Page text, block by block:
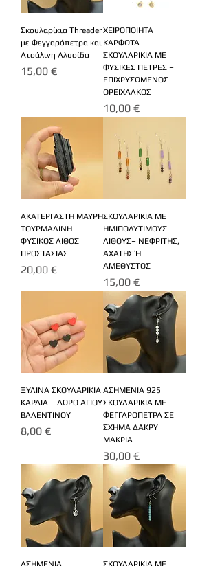
Σκουλαρίκια Threader
με Φεγγαρόπετρα και
Ατσάλινη Αλυσίδα
Τιμή
15,00 €
ΧΕΙΡΟΠΟΙΗΤΑ
ΚΑΡΦΩΤΑ
ΣΚΟΥΛΑΡΙΚΙΑ ΜΕ
ΦΥΣΙΚΕΣ ΠΕΤΡΕΣ –
ΕΠΙΧΡΥΣΩΜΕΝΟΣ
ΟΡΕΙΧΑΛΚΟΣ
Τιμή
10,00 €
ΑΚΑΤΕΡΓΑΣΤΗ ΜΑΥΡΗ
ΤΟΥΡΜΑΛΙΝΗ –
ΦΥΣΙΚΟΣ ΛΙΘΟΣ
ΠΡΟΣΤΑΣΙΑΣ
Τιμή
20,00 €
ΣΚΟΥΛΑΡΙΚΙΑ ΜΕ
ΗΜΙΠΟΛΥΤΙΜΟΥΣ
ΛΙΘΟΥΣ– ΝΕΦΡΙΤΗΣ,
ΑΧΑΤΗΣ Ή
ΑΜΕΘΥΣΤΟΣ
Τιμή
15,00 €
ΞΥΛΙΝΑ ΣΚΟΥΛΑΡΙΚΙΑ
ΚΑΡΔΙΑ – ΔΩΡΟ ΑΓΙΟΥ
ΒΑΛΕΝΤΙΝΟΥ
Τιμή
8,00 €
ΑΣΗΜΕΝΙΑ 925
ΣΚΟΥΛΑΡΙΚΙΑ ΜΕ
ΦΕΓΓΑΡΟΠΕΤΡΑ ΣΕ
ΣΧΗΜΑ ΔΑΚΡΥ
ΜΑΚΡΙΑ
Τιμή
30,00 €